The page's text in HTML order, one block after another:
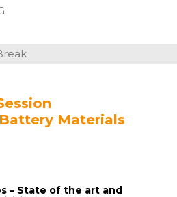
Materials
– State of the art and